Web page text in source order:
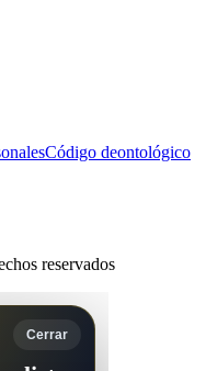
Código deontológico
reservados
Cerrar